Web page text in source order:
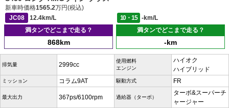
新車時価格1565.2万円(税込)
JC08
12.4km/L 10・15
-km/L
満タンでどこまで走る？
868km
満タンでどこまで走る？
-km
排気量 2999cc
使用燃料
エンジン
ハイオク
ハイブリッド
ミッション コラム9AT 駆動方式 FR
最大出力 367ps/6100rpm 過給器（ターボ）
ターボ&スーパーチ
ャージャー